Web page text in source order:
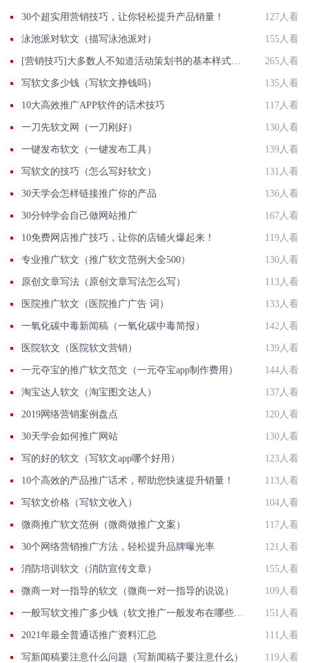
30个超实用营销技巧，让你轻松提升产品销量！ 127人看
泳池派对软文（描写泳池派对） 155人看
[营销技巧]大多数人不知道活动策划书的基本样式是什么,我们一起了解下 265人看
写软文多少钱（写软文挣钱吗） 135人看
10大高效推广APP软件的话术技巧 117人看
一刀先软文网（一刀刚好） 130人看
一键发布软文（一键发布工具） 139人看
写软文的技巧（怎么写好软文） 131人看
30天学会怎样链接推广你的产品 136人看
30分钟学会自己做网站推广 167人看
10免费网店推广技巧，让你的店铺火爆起来！ 119人看
专业推广软文（推广软文范例大全500） 130人看
原创文章写法（原创文章写法怎么写） 113人看
医院推广软文（医院推广广告 词） 133人看
一氧化碳中毒新闻稿（一氧化碳中毒简报） 142人看
医院软文（医院软文营销） 139人看
一元夺宝的推广软文范文（一元夺宝app制作费用） 144人看
淘宝达人软文（淘宝图文达人） 137人看
2019网络营销案例盘点 120人看
30天学会如何推广网站 130人看
写的好的软文（写软文app哪个好用） 123人看
10个高效的产品推广话术，帮助您快速提升销量！ 113人看
写软文价格（写软文收入） 104人看
微商推广软文范例（微商做推广文案） 117人看
30个网络营销推广方法，轻松提升品牌曝光率 121人看
消防培训软文（消防宣传文章） 155人看
微商一对一指导的软文（微商一对一指导的说说） 109人看
一般写软文推广多少钱（软文推广一般发布在哪些平台） 151人看
2021年最全普通话推广资料汇总 111人看
写新闻稿要注意什么问题（写新闻稿子要注意什么） 119人看